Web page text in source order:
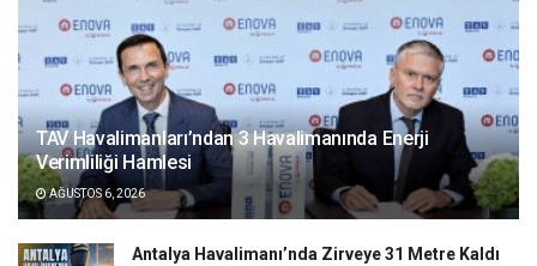
TAV Havalimanları’ndan 3 Havalimanında Enerji
Verimliliği Hamlesi
AĞUSTOS 6, 2026
Antalya Havalimanı’nda Zirveye 31 Metre Kaldı